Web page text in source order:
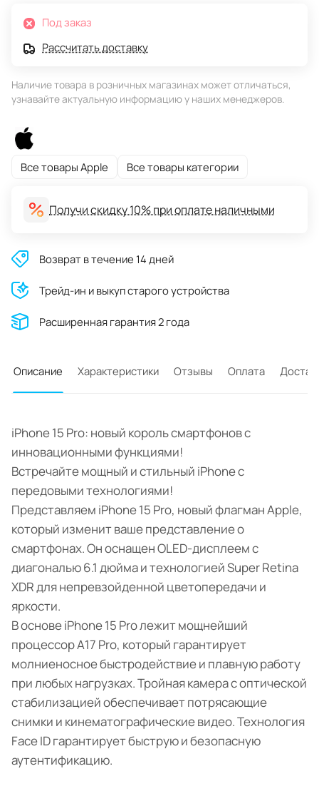
Под заказ
Рассчитать доставку
Наличие товара в розничных магазинах может отличаться,
узнавайте актуальную информацию у наших менеджеров.
Все товары Apple Все товары категории
Получи скидку 10% при оплате наличными
Возврат в течение 14 дней
Трейд-ин и выкуп старого устройства
Расширенная гарантия 2 года
Описание Характеристики Отзывы Оплата
iPhone 15 Pro: новый король смартфонов с
инновационными функциями!
Встречайте мощный и стильный iPhone с
передовыми технологиями!
Представляем iPhone 15 Pro, новый флагман Apple,
который изменит ваше представление о
смартфонах. Он оснащен OLED-дисплеем с
диагональю 6.1 дюйма и технологией Super Retina
XDR для непревзойденной цветопередачи и
яркости.
В основе iPhone 15 Pro лежит мощнейший
процессор A17 Pro, который гарантирует
молниеносное быстродействие и плавную работу
при любых нагрузках. Тройная камера с оптической
стабилизацией обеспечивает потрясающие
снимки и кинематографические видео. Технология
Face ID гарантирует быструю и безопасную
аутентификацию.